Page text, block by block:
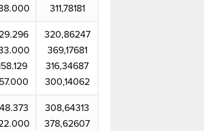
311,78181
320,86247
369,17681
316,34687
300,14062
308,64313
378,62607